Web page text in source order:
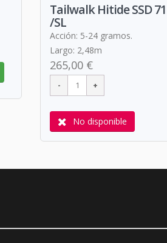
Tailwalk Hitide SSD
/SL
Acción: 5-24 gramos.
Largo: 2,48m
265,00 €
No disponible